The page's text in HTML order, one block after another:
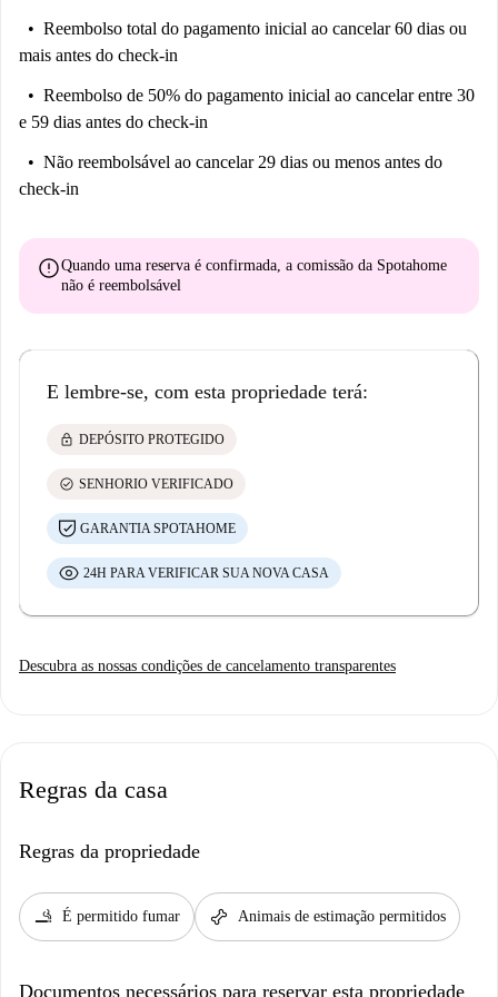
Reembolso total do pagamento inicial ao cancelar 60 dias ou
mais antes do check-in
Reembolso de 50% do pagamento inicial ao cancelar entre 30
e 59 dias antes do check-in
Não reembolsável ao cancelar 29 dias ou menos antes do
check-in
errorQuando uma reserva é confirmada, a comissão da Spotahome
não é reembolsável
E lembre-se, com esta propriedade terá:
lock DEPÓSITO PROTEGIDO
check_circle SENHORIO VERIFICADO
GARANTIA SPOTAHOME
24H PARA VERIFICAR SUA NOVA CASA
Descubra as nossas condições de cancelamento transparentes
Regras da casa
Regras da propriedade
smoking_rooms É permitido fumar pet_supplies Animais de estimação permitidos
Documentos necessários para reservar esta propriedade